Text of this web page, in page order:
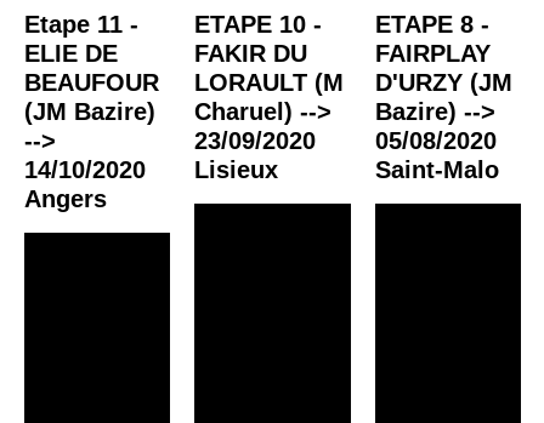
Etape 11 -
ELIE DE
BEAUFOUR
(JM Bazire)
-->
14/10/2020
Angers
ETAPE 10 -
FAKIR DU
LORAULT (M
Charuel) -->
23/09/2020
Lisieux
ETAPE 8 -
FAIRPLAY
D'URZY (JM
Bazire) -->
05/08/2020
Saint-Malo